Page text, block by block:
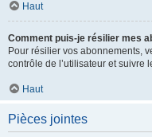
Haut
Comment puis-je résilier mes
Pour résilier vos abonnements,
contrôle de l’utilisateur et suivre
Haut
Pièces jointes